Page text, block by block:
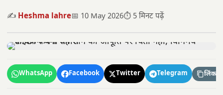
✍️ Heshma lahre📅 10 May 2026⏱️ 5 मिनट पढ़ें
WhatsApp Facebook Twitter Telegram लिंक